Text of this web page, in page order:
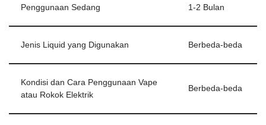
Penggunaan Sedang 1-2 Bulan
Jenis Liquid yang Digunakan Berbeda-beda
Kondisi dan Cara Penggunaan Vape
atau Rokok Elektrik
Berbeda-beda